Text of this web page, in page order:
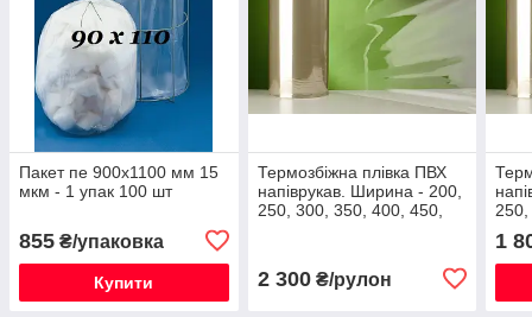
Пакет пе 900х1100 мм 15
мкм - 1 упак 100 шт
855 ₴/упаковка
Купити
Термозбіжна плівка ПВХ
напіврукав. Ширина - 200,
250, 300, 350, 400, 450,
2 300₴/рулон
1